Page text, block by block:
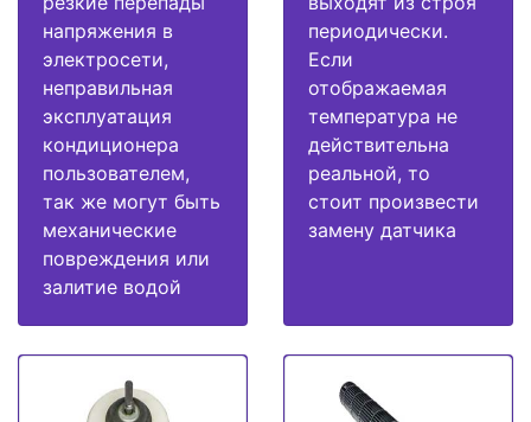
напряжения в
электросети,
неправильная
эксплуатация
кондиционера
пользователем,
так же могут быть
механические
повреждения или
залитие водой
периодически.
Если
отображаемая
температура не
действительна
реальной, то
стоит произвести
замену датчика